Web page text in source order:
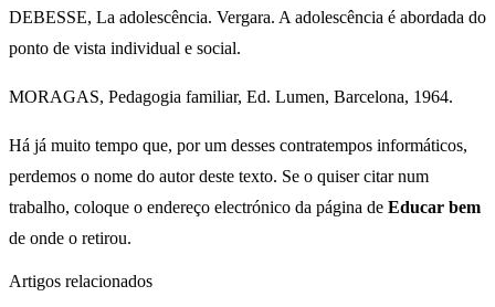
DEBESSE, La adolescência. Vergara. A adolescência é abordada do
ponto de vista individual e social.
MORAGAS, Pedagogia familiar, Ed. Lumen, Barcelona, 1964.
Há já muito tempo que, por um desses contratempos informáticos,
perdemos o nome do autor deste texto. Se o quiser citar num
trabalho, coloque o endereço electrónico da página de Educar bem
de onde o retirou.
Artigos relacionados